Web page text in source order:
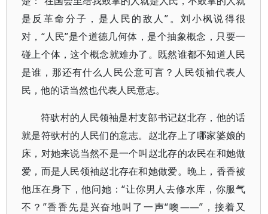
是反革命分子，是人民的敌人”。刘小枫说得很
对，“人民”是个道德几何体，是个抽象概念，只要一
碰上个体，这个概念就难办了。既然谁都不知道人民
是谁，那还有什么人民公意可言？人民领袖代表人
民，他的话当然也代表人民意志。
符驮村的人民领袖是村支部书记赵北存，他的话
就是符驮村的人民们的意志。赵北存上了哪家婆娘的
床，对她来说当然不是一个叫赵北存的农民在和她做
爱，而是人民领袖赵北存在和她做爱。晚上，香香被
他压在身下，他问她：“让你男人去修水库，你服气
不？”香香先是兴奋地叫了一声“噢——”，接着又